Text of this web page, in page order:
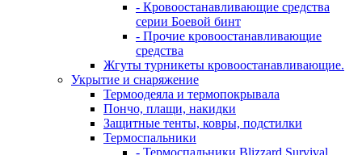
- Кровоостанавливающие средства
серии Боевой бинт
- Прочие кровоостанавливающие
средства
Жгуты турникеты кровоостанавливающие.
Укрытие и снаряжение
Термоодеяла и термопокрывала
Пончо, плащи, накидки
Защитные тенты, ковры, подстилки
Термоспальники
- Термоспальники Blizzard Survival